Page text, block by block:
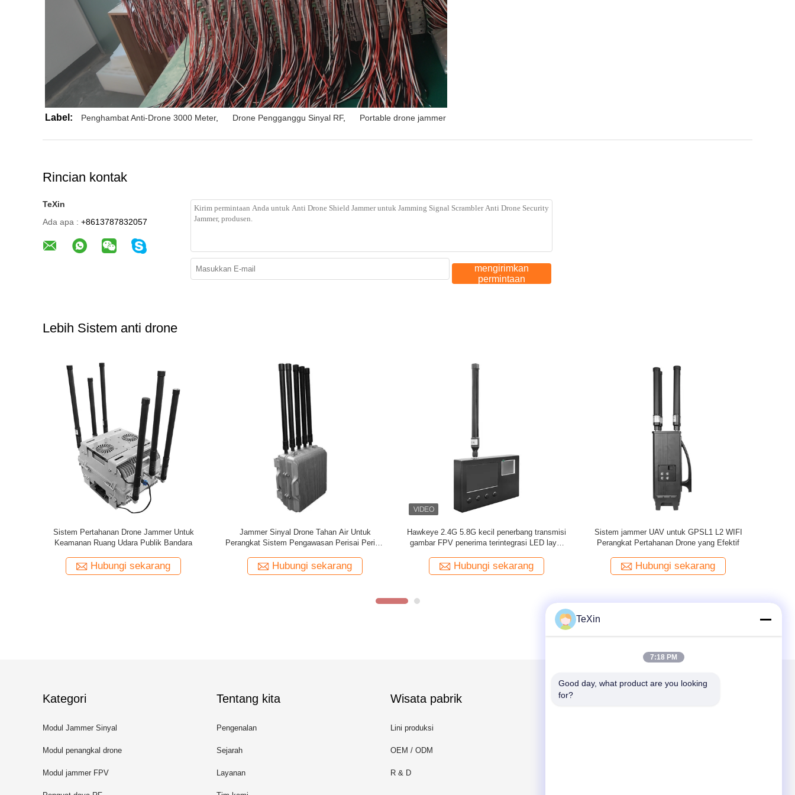
Label: Penghambat Anti-Drone 3000 Meter, Drone Pengganggu Sinyal RF, Portable drone jammer
Rincian kontak
TeXin
Ada apa : +8613787832057
mengirimkan
permintaan
Lebih Sistem anti drone
8 band 1.5km pistol pendeteksi drone fpv
portabel untuk keamanan area kunci
Hubungi sekarang
Aluminium tahan air 12 band Shell RF drone
Signal Jammer manpack
Hubungi sekarang
Drone Signal RF Jammmer Untuk Reservoir
Multiple Frequency 3000meter Anti Drone
Hubungi sekarang
Pemblokir Sinyal WiFi Drone untuk perusahaan
listrik Drone Signal Scrambler 2.4G 5.8G
Hubungi sekarang
Kategori
Modul Jammer Sinyal
Modul penangkal drone
Modul jammer FPV
Tentang kita
Pengenalan
Sejarah
Layanan
Wisata pabrik
Lini produksi
OEM / ODM
R & D
Kirimkan Kami
TeXin
7:18 PM
Good day, what product are you looking
for?